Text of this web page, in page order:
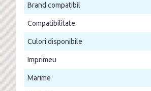
Brand compatibil
Compatibilitate
Culori disponibile
Imprimeu
Marime